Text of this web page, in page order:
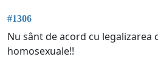
#1306
Nu sânt de acord cu legalizarea
homosexuale!!